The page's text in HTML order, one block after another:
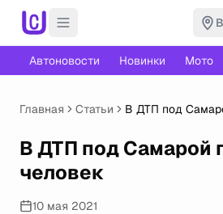
Автоновости Новинки Мото
Главная Статьи В ДТП под
В ДТП под Самарой
человек
10 мая 2021